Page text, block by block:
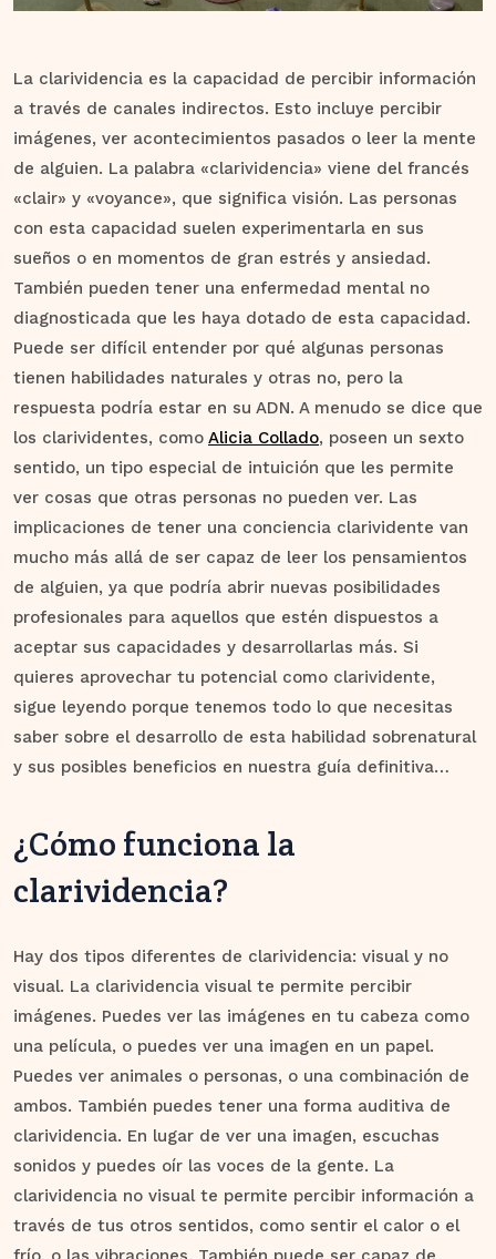
La clarividencia es la capacidad de percibir información
a través de canales indirectos. Esto incluye percibir
imágenes, ver acontecimientos pasados o leer la mente
de alguien. La palabra «clarividencia» viene del francés
«clair» y «voyance», que significa visión. Las personas
con esta capacidad suelen experimentarla en sus
sueños o en momentos de gran estrés y ansiedad.
También pueden tener una enfermedad mental no
diagnosticada que les haya dotado de esta capacidad.
Puede ser difícil entender por qué algunas personas
tienen habilidades naturales y otras no, pero la
respuesta podría estar en su ADN. A menudo se dice que
los clarividentes, como Alicia Collado, poseen un sexto
sentido, un tipo especial de intuición que les permite
ver cosas que otras personas no pueden ver. Las
implicaciones de tener una conciencia clarividente van
mucho más allá de ser capaz de leer los pensamientos
de alguien, ya que podría abrir nuevas posibilidades
profesionales para aquellos que estén dispuestos a
aceptar sus capacidades y desarrollarlas más. Si
quieres aprovechar tu potencial como clarividente,
sigue leyendo porque tenemos todo lo que necesitas
saber sobre el desarrollo de esta habilidad sobrenatural
y sus posibles beneficios en nuestra guía definitiva…
¿Cómo funciona la
clarividencia?
Hay dos tipos diferentes de clarividencia: visual y no
visual. La clarividencia visual te permite percibir
imágenes. Puedes ver las imágenes en tu cabeza como
una película, o puedes ver una imagen en un papel.
Puedes ver animales o personas, o una combinación de
ambos. También puedes tener una forma auditiva de
clarividencia. En lugar de ver una imagen, escuchas
sonidos y puedes oír las voces de la gente. La
clarividencia no visual te permite percibir información a
través de tus otros sentidos, como sentir el calor o el